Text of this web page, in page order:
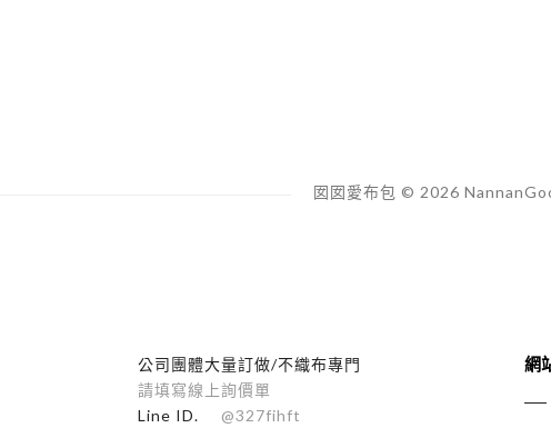
囡囡愛布包 © 2026
公司團體大量訂做/不織布專門
請填寫線上詢價單
Line ID.
@327fihft
網